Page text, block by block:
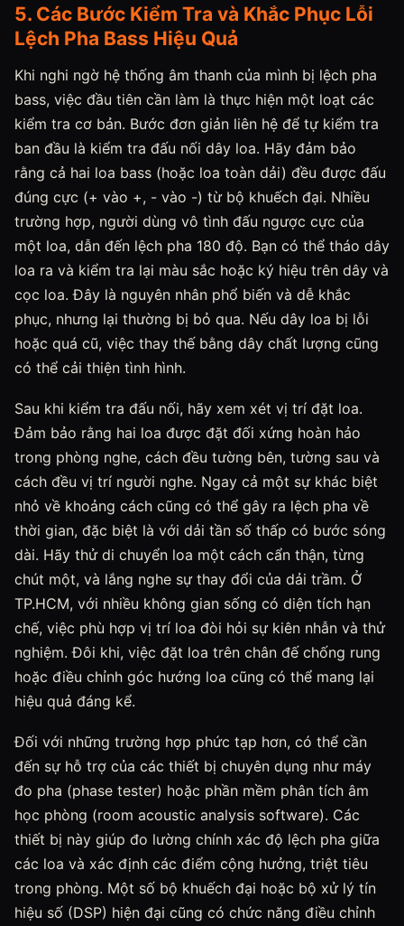
5. Các Bước Kiểm Tra và Khắc Phục Lỗi
Lệch Pha Bass Hiệu Quả
Khi nghi ngờ hệ thống âm thanh của mình bị lệch pha
bass, việc đầu tiên cần làm là thực hiện một loạt các
kiểm tra cơ bản. Bước đơn giản liên hệ để tự kiểm tra
ban đầu là kiểm tra đấu nối dây loa. Hãy đảm bảo
rằng cả hai loa bass (hoặc loa toàn dải) đều được đấu
đúng cực (+ vào +, - vào -) từ bộ khuếch đại. Nhiều
trường hợp, người dùng vô tình đấu ngược cực của
một loa, dẫn đến lệch pha 180 độ. Bạn có thể tháo dây
loa ra và kiểm tra lại màu sắc hoặc ký hiệu trên dây và
cọc loa. Đây là nguyên nhân phổ biến và dễ khắc
phục, nhưng lại thường bị bỏ qua. Nếu dây loa bị lỗi
hoặc quá cũ, việc thay thế bằng dây chất lượng cũng
có thể cải thiện tình hình.
Sau khi kiểm tra đấu nối, hãy xem xét vị trí đặt loa.
Đảm bảo rằng hai loa được đặt đối xứng hoàn hảo
trong phòng nghe, cách đều tường bên, tường sau và
cách đều vị trí người nghe. Ngay cả một sự khác biệt
nhỏ về khoảng cách cũng có thể gây ra lệch pha về
thời gian, đặc biệt là với dải tần số thấp có bước sóng
dài. Hãy thử di chuyển loa một cách cẩn thận, từng
chút một, và lắng nghe sự thay đổi của dải trầm. Ở
TP.HCM, với nhiều không gian sống có diện tích hạn
chế, việc phù hợp vị trí loa đòi hỏi sự kiên nhẫn và thử
nghiệm. Đôi khi, việc đặt loa trên chân đế chống rung
hoặc điều chỉnh góc hướng loa cũng có thể mang lại
hiệu quả đáng kể.
Đối với những trường hợp phức tạp hơn, có thể cần
đến sự hỗ trợ của các thiết bị chuyên dụng như máy
đo pha (phase tester) hoặc phần mềm phân tích âm
học phòng (room acoustic analysis software). Các
thiết bị này giúp đo lường chính xác độ lệch pha giữa
các loa và xác định các điểm cộng hưởng, triệt tiêu
trong phòng. Một số bộ khuếch đại hoặc bộ xử lý tín
hiệu số (DSP) hiện đại cũng có chức năng điều chỉnh